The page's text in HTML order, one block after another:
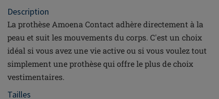
Description
La prothèse Amoena Contact adhère directement à la
peau et suit les mouvements du corps. C'est un choix
idéal si vous avez une vie active ou si vous voulez tout
simplement une prothèse qui offre le plus de choix
vestimentaires.
Tailles